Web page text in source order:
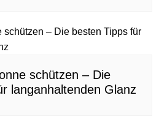
schützen – Die
langanhaltenden Glanz